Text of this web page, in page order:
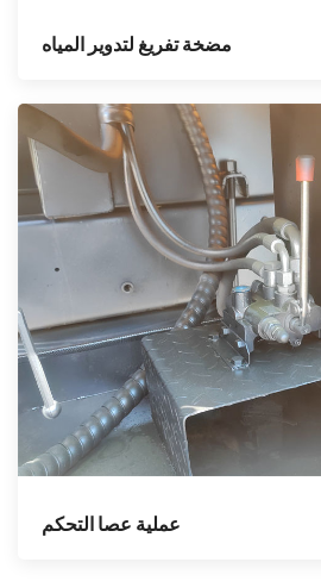
مضخة تفريغ لتدوير المياه
عملية عصا التحكم